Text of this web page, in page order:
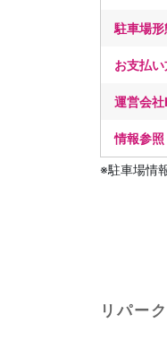
駐車場形
お支払
運営会社
情報参
※駐車場情
リパー